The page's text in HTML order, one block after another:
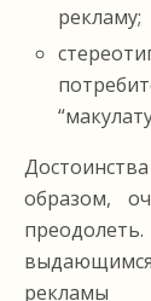
рекламу;
образом,
рекламы